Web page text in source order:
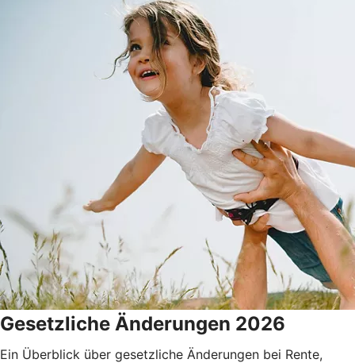
Gesetzliche Änderungen 2026
Ein Überblick über gesetzliche Änderungen bei Rente,